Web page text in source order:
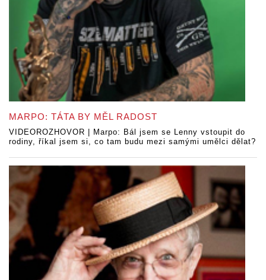
MARPO: TÁTA BY MĚL RADOST
VIDEOROZHOVOR | Marpo: Bál jsem se Lenny vstoupit do
rodiny, říkal jsem si, co tam budu mezi samými umělci dělat?